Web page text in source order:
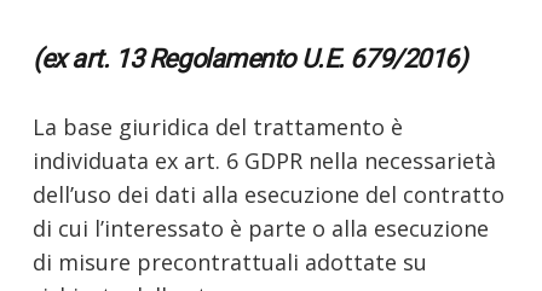
(ex art. 13 Regolamento U.E. 679/2016)
La base giuridica del trattamento è
individuata ex art. 6 GDPR nella necessarietà
dell’uso dei dati alla esecuzione del contratto
di cui l’interessato è parte o alla esecuzione
di misure precontrattuali adottate su